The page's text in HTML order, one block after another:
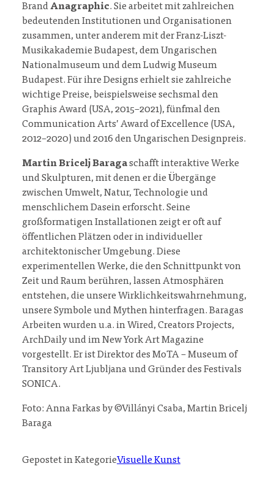
BrandAnagraphic. Sie arbeitet mit zahlreichen
bedeutenden Institutionen und Organisationen
zusammen, unter anderem mit der Franz-Liszt-
Musikakademie Budapest, dem Ungarischen
Nationalmuseum und dem Ludwig Museum
Budapest. Für ihre Designs erhielt sie zahlreiche
wichtige Preise, beispielsweise sechsmal den
Graphis Award (USA, 2015–2021), fünfmal den
Communication Arts’ Award of Excellence (USA,
2012–2020) und 2016 den Ungarischen Designpreis.
Martin Bricelj Baragaschafft interaktive Werke
und Skulpturen, mit denen er die Übergänge
zwischen Umwelt, Natur, Technologie und
menschlichem Dasein erforscht. Seine
großformatigen Installationen zeigt er oft auf
öffentlichen Plätzen oder in individueller
architektonischer Umgebung. Diese
experimentellen Werke, die den Schnittpunkt von
Zeit und Raum berühren, lassen Atmosphären
entstehen, die unsere Wirklichkeitswahrnehmung,
unsere Symbole und Mythen hinterfragen. Baragas
Arbeiten wurden u.a. in Wired, Creators Projects,
ArchDaily und im New York Art Magazine
vorgestellt. Er ist Direktor des MoTA – Museum of
Transitory Art Ljubljana und Gründer des Festivals
SONICA.
Foto: Anna Farkas by ©Villányi Csaba, Martin Bricelj
Baraga
Gepostet in KategorieVisuelle Kunst